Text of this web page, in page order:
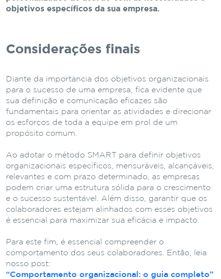
objetivos específicos da sua empresa.
Considerações finais
Diante da importância dos objetivos organizacionais
para o sucesso de uma empresa, fica evidente que
sua definição e comunicação eficazes são
fundamentais para orientar as atividades e direcionar
os esforços de toda a equipe em prol de um
propósito comum.
Ao adotar o método SMART para definir objetivos
organizacionais específicos, mensuráveis, alcançáveis,
relevantes e com prazo determinado, as empresas
podem criar uma estrutura sólida para o crescimento
e o sucesso sustentável. Além disso, garantir que os
colaboradores estejam alinhados com esses objetivos
é essencial para maximizar sua eficácia e impacto.
Para este fim, é essencial compreender o
comportamento dos seus colaboradores. Então, leia
nosso post:
“Comportamento organizacional: o guia completo”